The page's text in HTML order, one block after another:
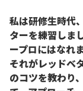
私は研修生時代
ターを練習しま
ープロにはなれ
それがレッドベ
のコツを教わり